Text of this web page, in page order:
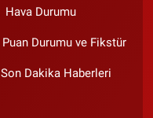
Hava Durumu
Puan Durumu ve Fikstür
Son Dakika Haberleri